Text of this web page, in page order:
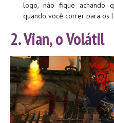
logo, não fique achando
quando você correr para os
2. Vian, o Volátil